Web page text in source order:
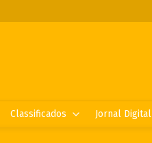
Classificados Jornal Digital